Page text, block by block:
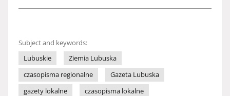
Subject and keywords:
Lubuskie
Ziemia Lubuska
czasopisma regionalne
Gazeta Lubuska
gazety lokalne
czasopisma lokalne